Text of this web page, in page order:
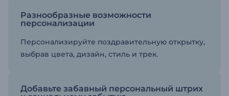
Разнообразные возможности
персонализации
Персонализируйте поздравительную открытку,
выбрав цвета, дизайн, стиль и трек.
Добавьте забавный персональный штрих